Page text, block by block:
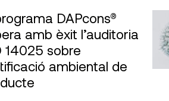
DAPcons®
amb èxit l’auditoria
14025 sobre
ambiental de